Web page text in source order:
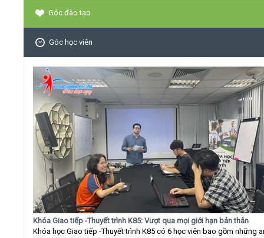
Góc đào tạo
Góc học viên
Khóa Giao tiếp -Thuyết trình K85: Vượt qua mọi giới hạn bản thân
Khóa học Giao tiếp -Thuyết trình K85 có 6 học viên bao gồm những